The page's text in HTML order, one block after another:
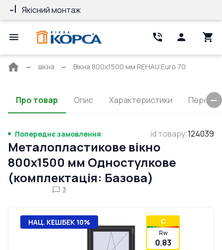
Якісний монтаж
Головна
вікна Вікна 800x1500 мм REHAU Euro 70
Про товар Опис Характеристики
Попереднє замовлення id товару:124039
Металопластикове вікно
800x1500 мм Одностулкове
(комплектація: Базова)
3
НАЦ. КЕШБЕК 10% C
Rw
0.83